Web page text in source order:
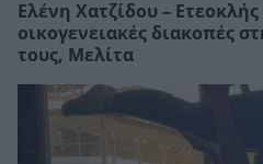
Ελένη Χατζίδου –
οικογενειακές διακοπές
τους, Μελίτα